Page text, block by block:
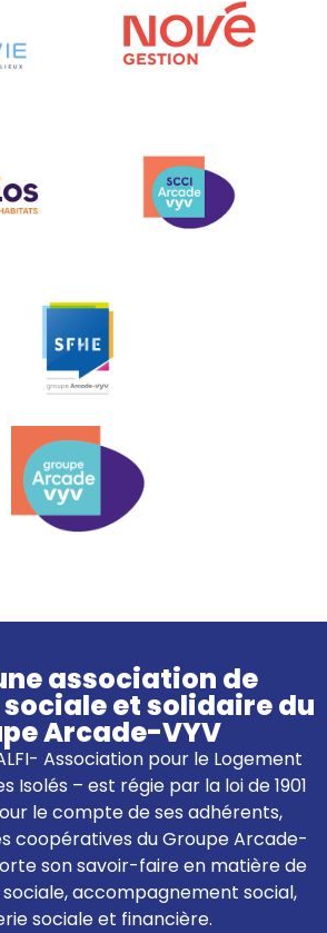
une association de
sociale et solidaire du
Arcade-VYV
Association pour le Logement
Isolés – est régie par la loi de 1901
le compte de ses adhérents,
coopératives du Groupe Arcade-
son savoir-faire en matière de
accompagnement social,
sociale et financière.